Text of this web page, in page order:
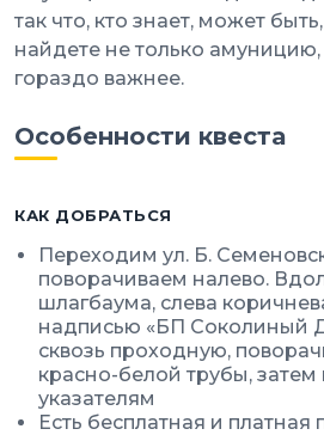
так что, кто знает, может
найдете не только амуницию,
гораздо важнее.
Особенности квеста
КАК ДОБРАТЬСЯ
Переходим ул. Б.
поворачиваем налево.
шлагбаума, слева
надписью «БП Соколиный
сквозь проходную,
красно-белой трубы, затем
указателям
Есть бесплатная и платная